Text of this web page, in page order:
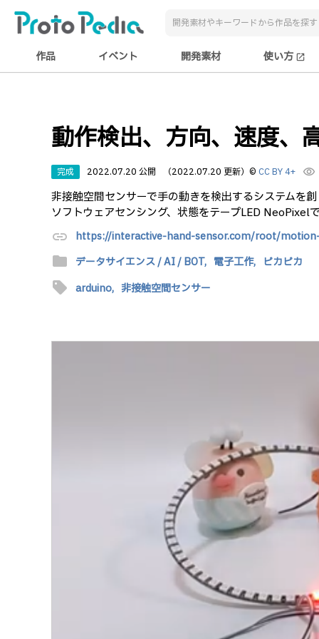
作品 イベント 開発素材 使い方 open_in_new
動作検出、方向、速度、
完成 2022.07.20 公開 （2022.07.20 更新） © CC BY 4+ visibility
非接触空間センサーで手の動きを検出するシステムを
ソフトウェアセンシング、状態をテープLED NeoPixel
link https://interactive-hand-sensor.com/root/
folder データサイエンス / AI / BOT, 電子工作, ピカピカ
sell arduino, 非接触空間センサー